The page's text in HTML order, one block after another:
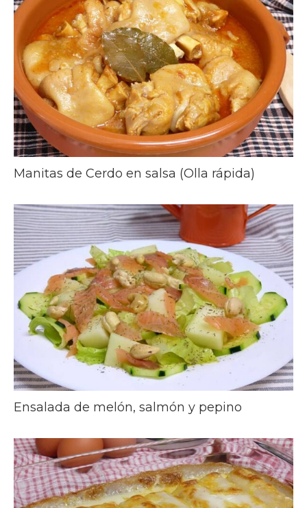
Manitas de Cerdo en salsa (Olla rápida)
Ensalada de melón, salmón y pepino